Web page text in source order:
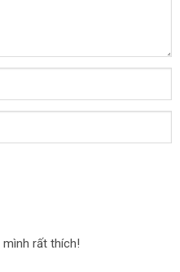
mình rất thích!